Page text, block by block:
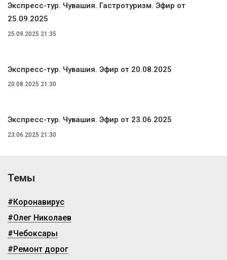
Экспресс-тур. Чувашия. Гастротуризм. Эфир от
25.09.2025
25.09.2025 21:35
Экспресс-тур. Чувашия. Эфир от 20.08.2025
20.08.2025 21:30
Экспресс-тур. Чувашия. Эфир от 23.06.2025
23.06.2025 21:30
Темы
#Коронавирус
#Олег Николаев
#Чебоксары
#Ремонт дорог